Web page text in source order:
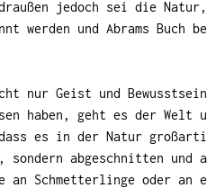
jedoch sei die
werden und Abrams Buch
nur Geist und
haben, geht es der Welt
es in der Natur
abgeschnitten und
an Schmetterlinge oder an